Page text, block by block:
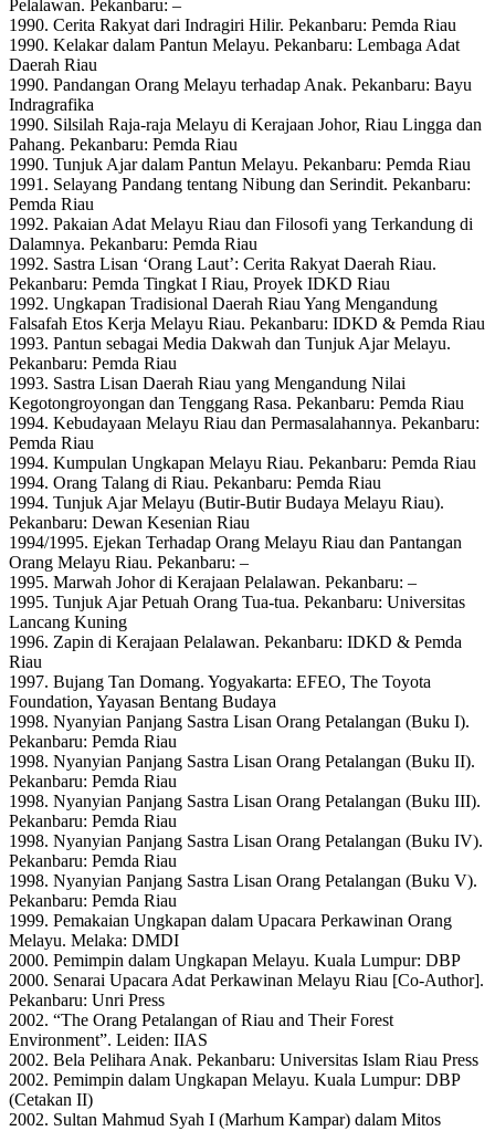
Pelalawan. Pekanbaru: –
1990. Cerita Rakyat dari Indragiri Hilir. Pekanbaru: Pemda Riau
1990. Kelakar dalam Pantun Melayu. Pekanbaru: Lembaga Adat
Daerah Riau
1990. Pandangan Orang Melayu terhadap Anak. Pekanbaru: Bayu
Indragrafika
1990. Silsilah Raja-raja Melayu di Kerajaan Johor, Riau Lingga dan
Pahang. Pekanbaru: Pemda Riau
1990. Tunjuk Ajar dalam Pantun Melayu. Pekanbaru: Pemda Riau
1991. Selayang Pandang tentang Nibung dan Serindit. Pekanbaru:
Pemda Riau
1992. Pakaian Adat Melayu Riau dan Filosofi yang Terkandung di
Dalamnya. Pekanbaru: Pemda Riau
1992. Sastra Lisan ‘Orang Laut’: Cerita Rakyat Daerah Riau.
Pekanbaru: Pemda Tingkat I Riau, Proyek IDKD Riau
1992. Ungkapan Tradisional Daerah Riau Yang Mengandung
Falsafah Etos Kerja Melayu Riau. Pekanbaru: IDKD & Pemda Riau
1993. Pantun sebagai Media Dakwah dan Tunjuk Ajar Melayu.
Pekanbaru: Pemda Riau
1993. Sastra Lisan Daerah Riau yang Mengandung Nilai
Kegotongroyongan dan Tenggang Rasa. Pekanbaru: Pemda Riau
1994. Kebudayaan Melayu Riau dan Permasalahannya. Pekanbaru:
Pemda Riau
1994. Kumpulan Ungkapan Melayu Riau. Pekanbaru: Pemda Riau
1994. Orang Talang di Riau. Pekanbaru: Pemda Riau
1994. Tunjuk Ajar Melayu (Butir-Butir Budaya Melayu Riau).
Pekanbaru: Dewan Kesenian Riau
1994/1995. Ejekan Terhadap Orang Melayu Riau dan Pantangan
Orang Melayu Riau. Pekanbaru: –
1995. Marwah Johor di Kerajaan Pelalawan. Pekanbaru: –
1995. Tunjuk Ajar Petuah Orang Tua-tua. Pekanbaru: Universitas
Lancang Kuning
1996. Zapin di Kerajaan Pelalawan. Pekanbaru: IDKD & Pemda
Riau
1997. Bujang Tan Domang. Yogyakarta: EFEO, The Toyota
Foundation, Yayasan Bentang Budaya
1998. Nyanyian Panjang Sastra Lisan Orang Petalangan (Buku I).
Pekanbaru: Pemda Riau
1998. Nyanyian Panjang Sastra Lisan Orang Petalangan (Buku II).
Pekanbaru: Pemda Riau
1998. Nyanyian Panjang Sastra Lisan Orang Petalangan (Buku III).
Pekanbaru: Pemda Riau
1998. Nyanyian Panjang Sastra Lisan Orang Petalangan (Buku IV).
Pekanbaru: Pemda Riau
1998. Nyanyian Panjang Sastra Lisan Orang Petalangan (Buku V).
Pekanbaru: Pemda Riau
1999. Pemakaian Ungkapan dalam Upacara Perkawinan Orang
Melayu. Melaka: DMDI
2000. Pemimpin dalam Ungkapan Melayu. Kuala Lumpur: DBP
2000. Senarai Upacara Adat Perkawinan Melayu Riau [Co-Author].
Pekanbaru: Unri Press
2002. “The Orang Petalangan of Riau and Their Forest
Environment”. Leiden: IIAS
2002. Bela Pelihara Anak. Pekanbaru: Universitas Islam Riau Press
2002. Pemimpin dalam Ungkapan Melayu. Kuala Lumpur: DBP
(Cetakan II)
2002. Sultan Mahmud Syah I (Marhum Kampar) dalam Mitos